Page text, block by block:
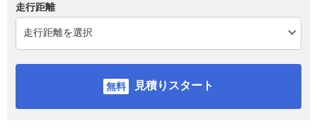
走行距離
見積りスタート